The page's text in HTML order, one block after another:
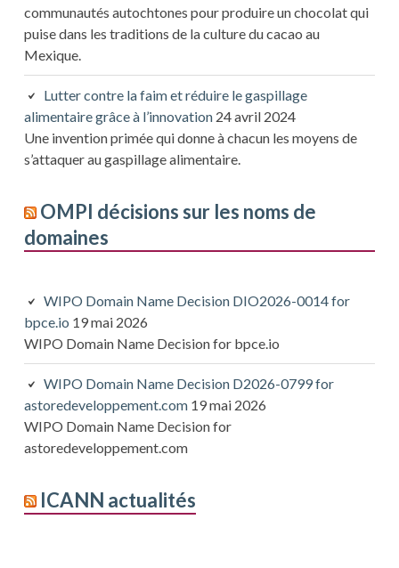
communautés autochtones pour produire un chocolat qui
puise dans les traditions de la culture du cacao au
Mexique.
Lutter contre la faim et réduire le gaspillage
alimentaire grâce à l’innovation 24 avril 2024
Une invention primée qui donne à chacun les moyens de
s’attaquer au gaspillage alimentaire.
OMPI décisions sur les noms de
domaines
WIPO Domain Name Decision DIO2026-0014 for
bpce.io 19 mai 2026
WIPO Domain Name Decision for bpce.io
WIPO Domain Name Decision D2026-0799 for
astoredeveloppement.com 19 mai 2026
WIPO Domain Name Decision for
astoredeveloppement.com
ICANN actualités